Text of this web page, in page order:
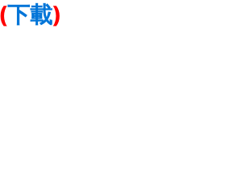
(下載)